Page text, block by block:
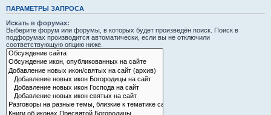
ПАРАМЕТРЫ ЗАПРОСА
Искать в форумах:
Выберите форум или форумы, в которых будет произведён поиск. Поиск в
подфорумах производится автоматически, если вы не отключили
соответствующую опцию ниже.